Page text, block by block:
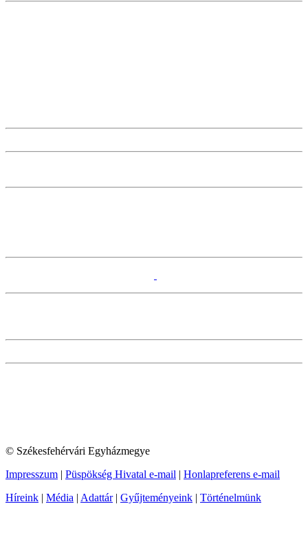
© Székesfehérvári Egyházmegye
Impresszum | Püspökség Hivatal e-mail | Honlapreferens e-mail
Híreink | Média | Adattár| Gyűjteményeink | Történelmünk